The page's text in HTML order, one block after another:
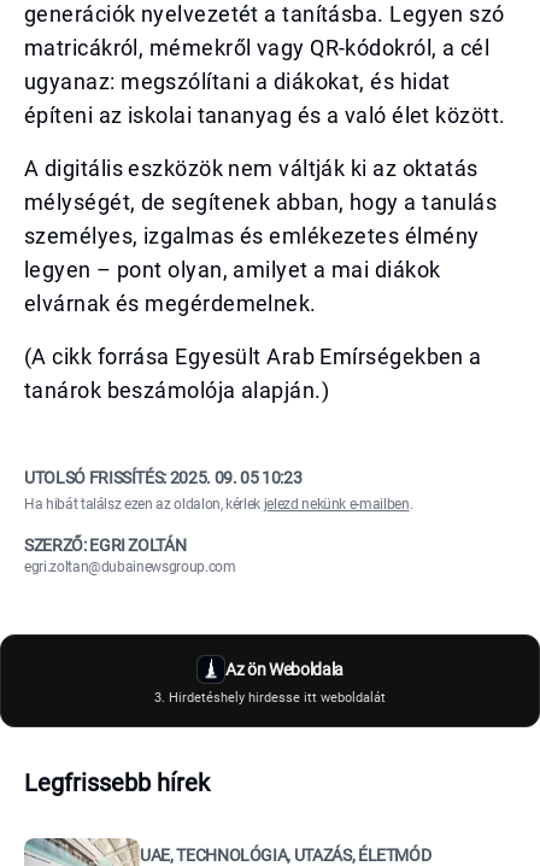
generációk nyelvezetét a tanításba. Legyen szó
matricákról, mémekről vagy QR-kódokról, a cél
ugyanaz: megszólítani a diákokat, és hidat
építeni az iskolai tananyag és a való élet között.
A digitális eszközök nem váltják ki az oktatás
mélységét, de segítenek abban, hogy a tanulás
személyes, izgalmas és emlékezetes élmény
legyen – pont olyan, amilyet a mai diákok
elvárnak és megérdemelnek.
(A cikk forrása Egyesült Arab Emírségekben a
tanárok beszámolója alapján.)
UTOLSÓ FRISSÍTÉS:2025. 09. 05 10:23
Ha hibát találsz ezen az oldalon, kérlek jelezd nekünk e-mailben.
SZERZŐ: EGRI ZOLTÁN
egri.zoltan@dubainewsgroup.com
Az ön Weboldala
3. Hirdetéshely hirdesse itt weboldalát
Legfrissebb hírek
UAE, TECHNOLÓGIA, UTAZÁS, ÉLETMÓD